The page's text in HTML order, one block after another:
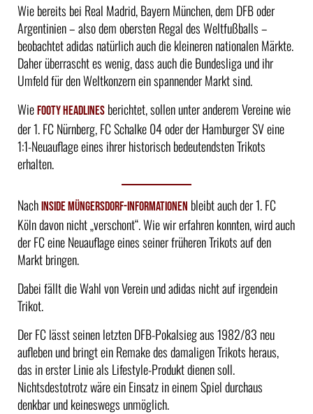
Wie bereits bei Real Madrid, Bayern München, dem DFB oder
Argentinien – also dem obersten Regal des Weltfußballs –
beobachtet adidas natürlich auch die kleineren nationalen Märkte.
Daher überrascht es wenig, dass auch die Bundesliga und ihr
Umfeld für den Weltkonzern ein spannender Markt sind.
Wie Footy Headlines berichtet, sollen unter anderem Vereine wie
der 1. FC Nürnberg, FC Schalke 04 oder der Hamburger SV eine
1:1-Neuauflage eines ihrer historisch bedeutendsten Trikots
erhalten.
Nach Inside Müngersdorf-Informationen bleibt auch der 1. FC
Köln davon nicht „verschont“. Wie wir erfahren konnten, wird auch
der FC eine Neuauflage eines seiner früheren Trikots auf den
Markt bringen.
Dabei fällt die Wahl von Verein und adidas nicht auf irgendein
Trikot.
Der FC lässt seinen letzten DFB-Pokalsieg aus 1982/83 neu
aufleben und bringt ein Remake des damaligen Trikots heraus,
das in erster Linie als Lifestyle-Produkt dienen soll.
Nichtsdestotrotz wäre ein Einsatz in einem Spiel durchaus
denkbar und keineswegs unmöglich.